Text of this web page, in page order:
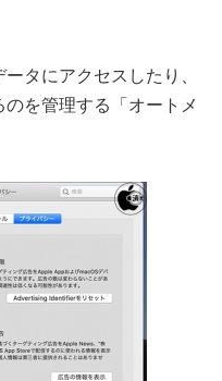
タにアクセスしたり、
を管理する「オートメ